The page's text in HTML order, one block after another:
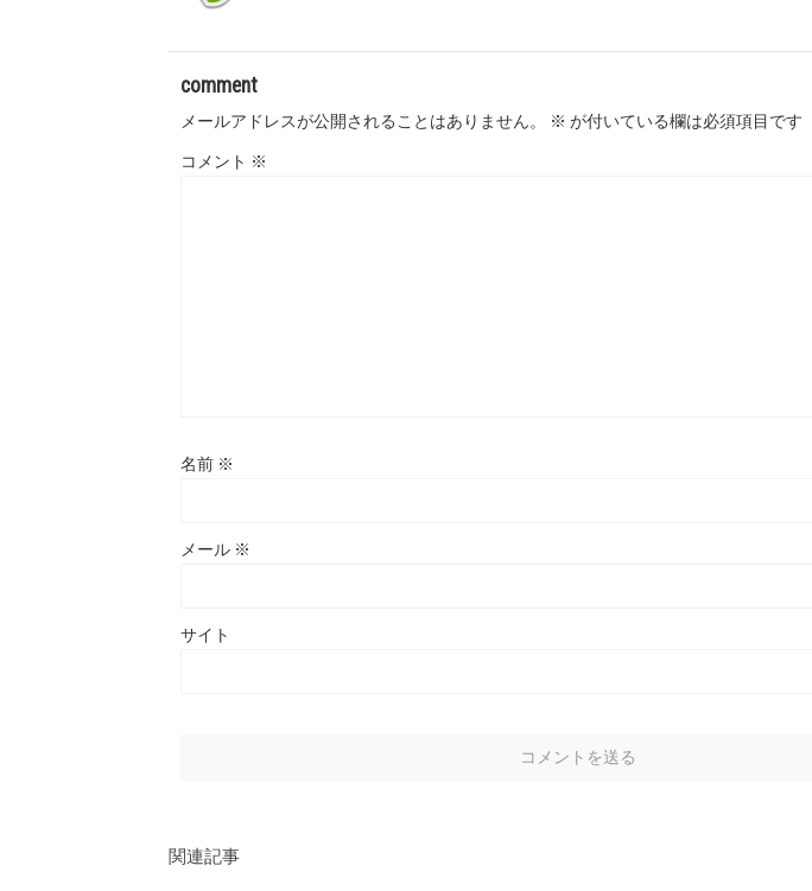
comment
メールアドレスが公開されることはありません。 ※ が付いている欄は必須項目です
コメント ※
名前 ※
メール ※
サイト
関連記事